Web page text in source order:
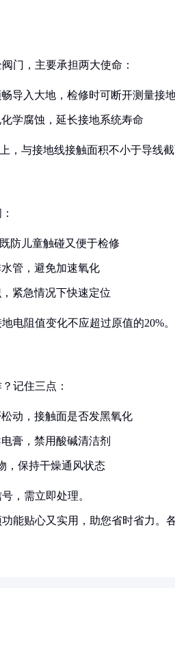
门，主要承担两大使命：
导入大地，检修时可断开测量接
学腐蚀，延长接地系统寿命
，与接地线接触面积不小于导线截
防儿童触碰又便于检修
管，避免加速氧化
紧急情况下快速定位
电阻值变化不应超过原值的20%。
记住三点：
动，接触面是否发黑氧化
膏，禁用酸碱清洁剂
，保持干燥通风状态
，需立即处理。
能贴心又实用，助您省时省力。